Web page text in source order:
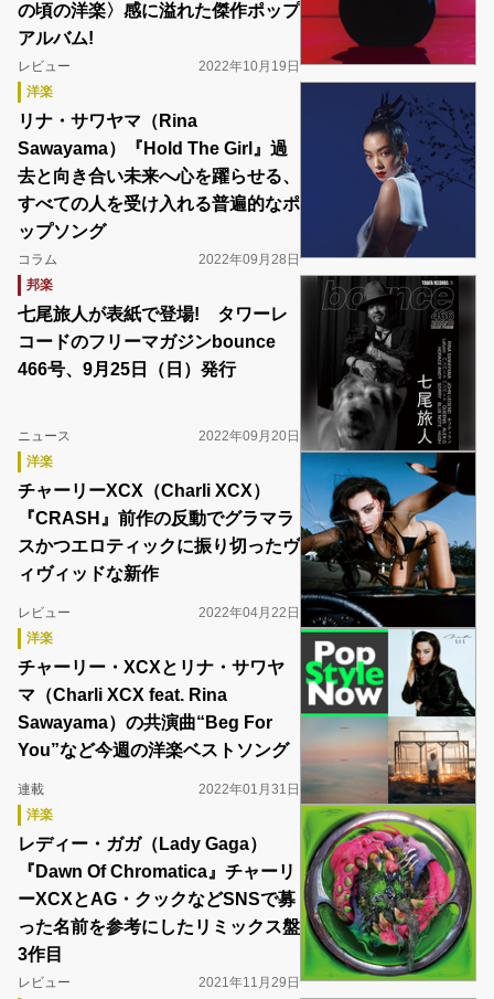
の頃の洋楽〉感に溢れた傑作ポップ
アルバム!
レビュー
2022年10月19日
洋楽
リナ・サワヤマ（Rina
Sawayama）『Hold The Girl』過
去と向き合い未来へ心を躍らせる、
すべての人を受け入れる普遍的なポ
ップソング
コラム
2022年09月28日
邦楽
七尾旅人が表紙で登場! タワーレ
コードのフリーマガジンbounce
466号、9月25日（日）発行
ニュース
2022年09月20日
洋楽
チャーリーXCX（Charli XCX）
『CRASH』前作の反動でグラマラ
スかつエロティックに振り切ったヴ
ィヴィッドな新作
レビュー
2022年04月22日
洋楽
チャーリー・XCXとリナ・サワヤ
マ（Charli XCX feat. Rina
Sawayama）の共演曲“Beg For
You”など今週の洋楽ベストソング
連載
2022年01月31日
洋楽
レディー・ガガ（Lady Gaga）
『Dawn Of Chromatica』チャーリ
ーXCXとAG・クックなどSNSで募
った名前を参考にしたリミックス盤
3作目
レビュー 2021年11月29日